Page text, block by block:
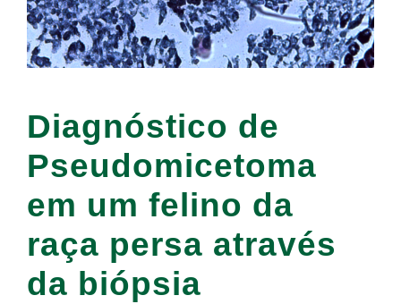
Diagnóstico de
Pseudomicetoma
em um felino da
raça persa através
da biópsia